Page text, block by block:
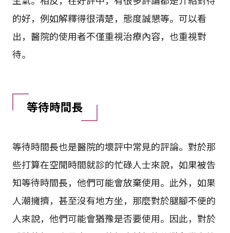
的好，例如解釋得很清楚，態度誠懇等。可以看
出，醫院的使用者不僅重視治療內容，也重視對
待。
等待時間長
等待時間長也是醫院的壞評中常見的評論。對於那
些打算在空閒時間就診的忙碌人士來說，如果被告
知等待時間長，他們可能會放棄使用。此外，如果
人潮擁擠，甚至沒有地方坐，那麼對於腿腳不便的
人來說，他們可能會猶豫是否要使用。因此，對於